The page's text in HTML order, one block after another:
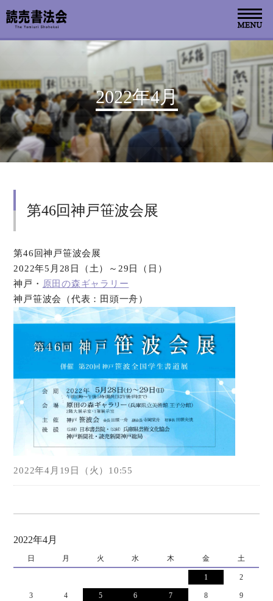
2022年4月
第46回神戸笹波会展
第46回神戸笹波会展
2022年5月28日（土）～29日（日）
神戸・ 原田の森ギャラリー
神戸笹波会（代表：田頭一舟）
2022年4月19日（火）10:55
2022年4月
日 月 火 水 木 金 土
1 2
3 4 5 6 7 8 9
お知らせ
読売書法会について
読売書法展
関連書道展
デジタルアーカイブ
オンラインショップ
お問い合わせ